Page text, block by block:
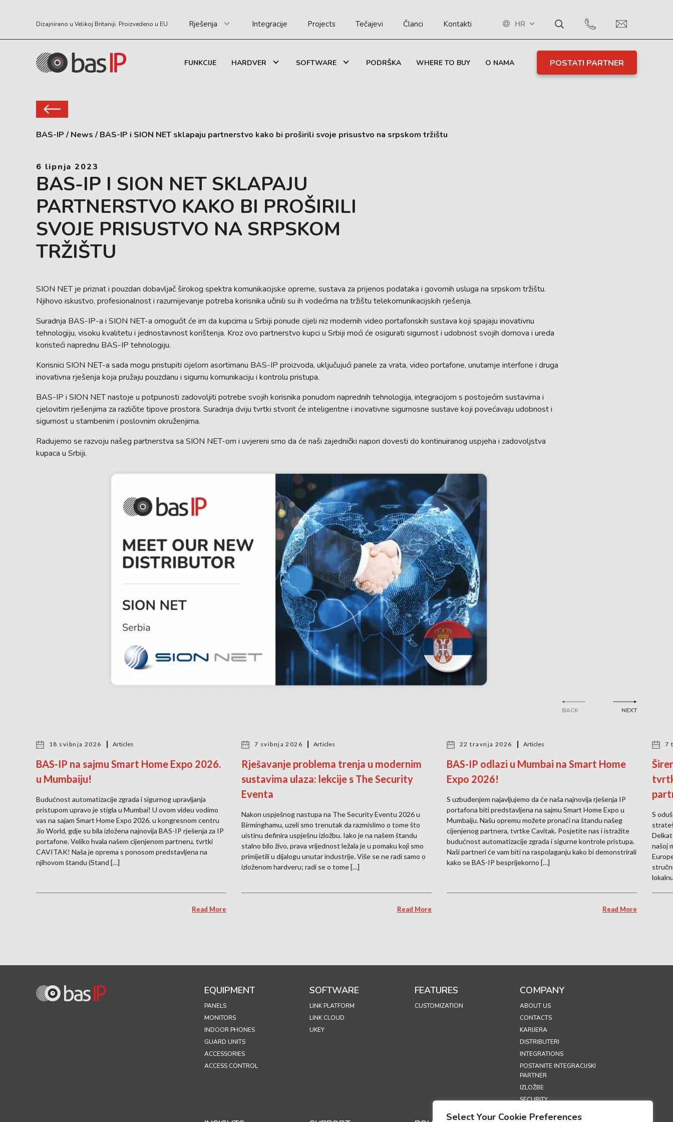
Select Your Cookie Preferences
Dizajnirano u Velikoj Britaniji. Proizvedeno u EU Rješenja Integracije Projects Tečajevi Članci Kontakti HR
FUNKCIJE HARDVER SOFTWARE PODRŠKA WHERE TO BUY O NAMA POSTATI PARTNER
BAS-IP / News / BAS-IP i SION NET sklapaju partnerstvo kako bi proširili svoje prisustvo na srpskom tržištu
6 lipnja 2023
BAS-IP I SION NET SKLAPAJU
PARTNERSTVO KAKO BI PROŠIRILI
SVOJE PRISUSTVO NA SRPSKOM
TRŽIŠTU
SION NET je priznat i pouzdan dobavljač širokog spektra komunikacijske opreme, sustava za prijenos podataka i govornih usluga na srpskom tržištu.
Njihovo iskustvo, profesionalnost i razumijevanje potreba korisnika učinili su ih vodećima na tržištu telekomunikacijskih rješenja.
Suradnja BAS-IP-a i SION NET-a omogućit će im da kupcima u Srbiji ponude cijeli niz modernih video portafonskih sustava koji spajaju inovativnu
tehnologiju, visoku kvalitetu i jednostavnost korištenja. Kroz ovo partnerstvo kupci u Srbiji moći će osigurati sigurnost i udobnost svojih domova i ureda
koristeći naprednu BAS-IP tehnologiju.
Korisnici SION NET-a sada mogu pristupiti cijelom asortimanu BAS-IP proizvoda, uključujući panele za vrata, video portafone, unutarnje interfone i druga
inovativna rješenja koja pružaju pouzdanu i sigurnu komunikaciju i kontrolu pristupa.
BAS-IP i SION NET nastoje u potpunosti zadovoljiti potrebe svojih korisnika ponudom naprednih tehnologija, integracijom s postojećim sustavima i
cjelovitim rješenjima za različite tipove prostora. Suradnja dviju tvrtki stvorit će inteligentne i inovativne sigurnosne sustave koji povećavaju udobnost i
sigurnost u stambenim i poslovnim okruženjima.
Radujemo se razvoju našeg partnerstva sa SION NET-om i uvjereni smo da će naši zajednički napori dovesti do kontinuiranog uspjeha i zadovoljstva
kupaca u Srbiji.
BACK
18 svibnja 2026 Articles
BAS-IP na sajmu Smart Home Expo 2026.
u Mumbaiju!
Budućnost automatizacije zgrada i sigurnog upravljanja
pristupom upravo je stigla u Mumbai! U ovom videu vodimo
vas na sajam Smart Home Expo 2026. u kongresnom centru
Jio World, gdje su bila izložena najnovija BAS-IP rješenja za IP
portafone. Veliko hvala našem cijenjenom partneru, tvrtki
CAVITAK! Naša je oprema s ponosom predstavljena na
njihovom štandu (Stand […]
Read More
7 svibnja 2026 Articles
Rješavanje problema trenja u modernim
sustavima ulaza: lekcije s The Security
Eventa
Nakon uspješnog nastupa na The Security Eventu 2026 u
Birminghamu, uzeli smo trenutak da razmislimo o tome što
uistinu definira uspješnu izložbu. Iako je na našem štandu
stalno bilo živo, prava vrijednost ležala je u pomaku koji smo
primijetili u dijalogu unutar industrije. Više se ne radi samo o
izloženom hardveru; radi se o tome […]
Read More
22 travnja 2026 Articles
BAS-IP odlazi u Mumbai na Smart Home
Expo 2026!
S uzbuđenjem najavljujemo da će naša najnovija rješenja IP
portafona biti predstavljena na sajmu Smart Home Expo u
Mumbaiju. Našu opremu možete pronaći na štandu našeg
cijenjenog partnera, tvrtke Cavitak. Posjetite nas i istražite
budućnost automatizacije zgrada i sigurne kontrole pristupa.
Naši partneri će vam biti na raspolaganju kako bi demonstrirali
kako se BAS-IP besprijekorno […]
Read More
7
S
našoj
NEXT
EQUIPMENT
PANELS
MONITORS
INDOOR PHONES
GUARD UNITS
ACCESSORIES
ACCESS CONTROL
SOFTWARE
LINK PLATFORM
LINK CLOUD
UKEY
FEATURES
CUSTOMIZATION
COMPANY
ABOUT US
CONTACTS
KARIJERA
DISTRIBUTERI
INTEGRATIONS
POSTANITE INTEGRACIJSKI
PARTNER
IZLOŽBE
SECURITY